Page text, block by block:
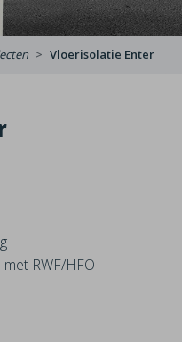
Vloerisolatie Enter
RWF/HFO